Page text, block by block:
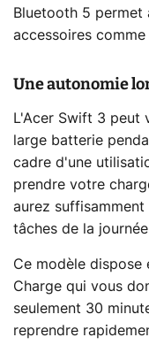
Bluetooth 5 permet
accessoires
Une autonomie
L'Acer Swift 3 peut
large batterie
cadre d'une
prendre votre
aurez
tâches de la
Ce modèle dispose
Charge qui vous
seulement 30
reprendre